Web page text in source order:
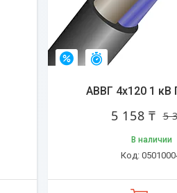
–4% Остался 31 день
АВВГ 4х120 1 кВ
5
5 158 ₸
В наличии